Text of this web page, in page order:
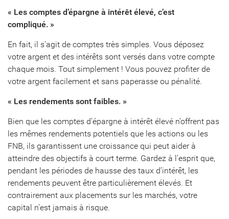
« Les comptes d’épargne à intérêt élevé, c’est
compliqué. »
En fait, il s’agit de comptes très simples. Vous déposez
votre argent et des intérêts sont versés dans votre compte
chaque mois. Tout simplement ! Vous pouvez profiter de
votre argent facilement et sans paperasse ou pénalité.
« Les rendements sont faibles. »
Bien que les comptes d’épargne à intérêt élevé n’offrent pas
les mêmes rendements potentiels que les actions ou les
FNB, ils garantissent une croissance qui peut aider à
atteindre des objectifs à court terme. Gardez à l’esprit que,
pendant les périodes de hausse des taux d’intérêt, les
rendements peuvent être particulièrement élevés. Et
contrairement aux placements sur les marchés, votre
capital n’est jamais à risque.